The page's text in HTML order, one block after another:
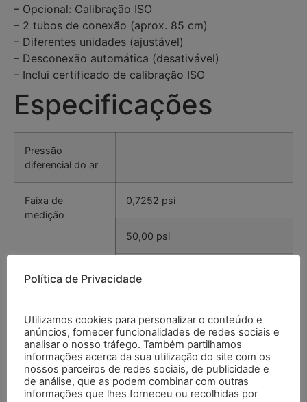
– Opcional: Calibração ISO
– 2 tubos de conexão (aprox. 85 cm)
– Diferentes unidades (ajustável)
– Desconexão automática (desativável)
– Inclui certificado de calibração ISO
Especificações
Pressão
diferencial do ar
Faixa de
medição
0,7252 psi
50,00 psi
5000 Pa
Resolução 0,0001 psi
Política de Privacidade
Utilizamos cookies para personalizar o conteúdo e
anúncios, fornecer funcionalidades de redes sociais e
analisar o nosso tráfego. Também partilhamos
informações acerca da sua utilização do site com os
nossos parceiros de redes sociais, de publicidade e
de análise, que as podem combinar com outras
informações que lhes forneceu ou recolhidas por